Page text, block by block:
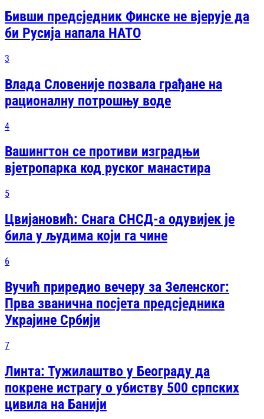
Бивши предсједник Финске не вјерује да
би Русија напала НАТО
3
Влада Словеније позвала грађане на
рационалну потрошњу воде
4
Вашингтон се противи изградњи
вјетропарка код руског манастира
5
Цвијановић: Снага СНСД-а одувијек је
била у људима који га чине
6
Вучић приредио вечеру за Зеленског:
Прва званична посjета предсjедника
Украјине Србији
7
Линта: Тужилаштво у Београду да
покрене истрагу о убиству 500 српских
цивила на Банији